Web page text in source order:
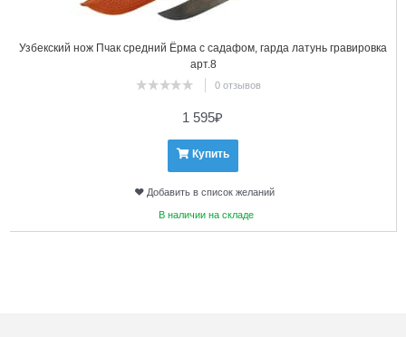
Узбекский нож Пчак средний Ёрма с садафом, гарда латунь гравировка
арт.8
0 отзывов
1 595₽
Купить
Добавить в список желаний
В наличии на складе